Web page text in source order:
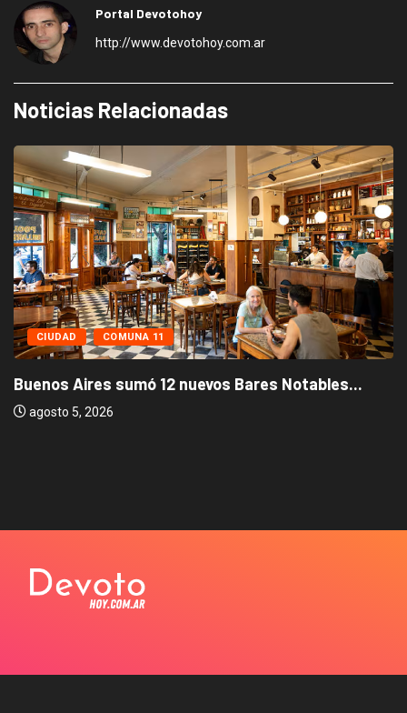
Portal Devotohoy
http://www.devotohoy.com.ar
Noticias Relacionadas
CIUDAD COMUNA 11
Buenos Aires sumó 12 nuevos Bares Notables...
agosto 5, 2026